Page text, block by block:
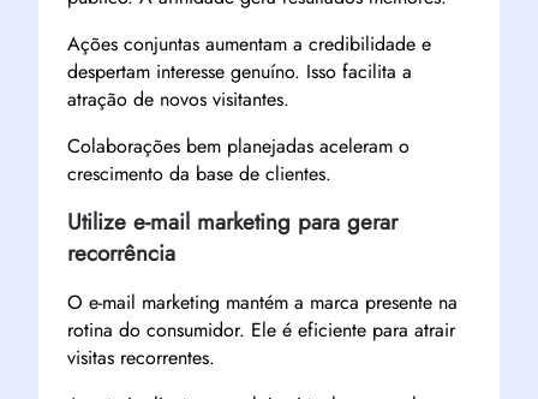
Ações conjuntas aumentam a credibilidade e
despertam interesse genuíno. Isso facilita a
atração de novos visitantes.
Colaborações bem planejadas aceleram o
crescimento da base de clientes.
Utilize e-mail marketing para gerar
recorrência
O e-mail marketing mantém a marca presente na
rotina do consumidor. Ele é eficiente para atrair
visitas recorrentes.